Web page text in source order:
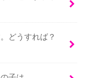
。どうすれば？